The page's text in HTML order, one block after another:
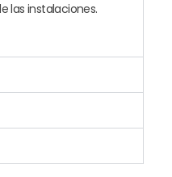
las instalaciones.